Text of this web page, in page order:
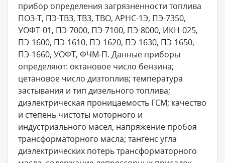
прибор определения загрязненности топлива
ПОЗ-Т, ПЭ-ТВЗ, ТВЗ, ТВО, АРНС-1Э, ПЭ-7350,
УОФТ-01, ПЭ-7000, ПЭ-7100, ПЭ-8000, ИКН-025,
ПЭ-1600, ПЭ-1610, ПЭ-1620, ПЭ-1630, ПЭ-1650,
ПЭ-1660, УОФТ, ФЧМ-П. Данные приборы
определяют: октановое число бензина;
цетановое число дизтоплив; температура
застывания и тип дизельного топлива;
диэлектрическая проницаемость ГСМ; качество
и степень чистоты моторного и
индустриального масел, напряжение пробоя
трансформаторного масла; тангенс угла
диэлектрических потерь трансформаторного